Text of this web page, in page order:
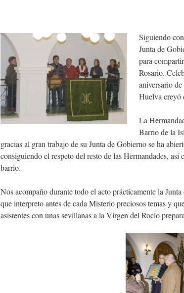
Siguiendo
Junta de
para
Rosario.
aniversario
Huelva creyó
La
Barrio de la
gracias al gran trabajo de su Junta de Gobierno se ha
consiguiendo el respeto del resto de las Hermandades,
barrio.
Nos acompaño durante todo el acto prácticamente la
que interpreto antes de cada Misterio preciosos temas y
asistentes con unas sevillanas a la Virgen del Rocío